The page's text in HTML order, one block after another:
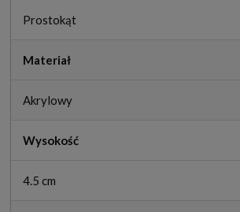
Prostokąt
Materiał
Akrylowy
Wysokość
4.5 cm